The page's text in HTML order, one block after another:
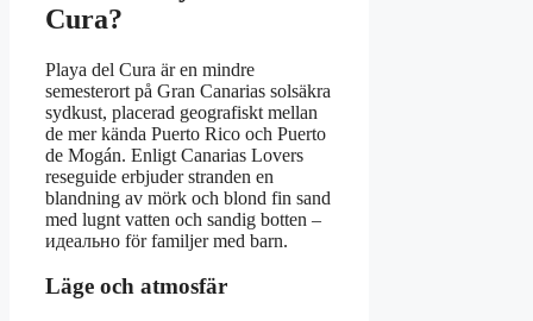
Cura?
Playa del Cura är en mindre
semesterort på Gran Canarias solsäkra
sydkust, placerad geografiskt mellan
de mer kända Puerto Rico och Puerto
de Mogán. Enligt Canarias Lovers
reseguide erbjuder stranden en
blandning av mörk och blond fin sand
med lugnt vatten och sandig botten –
идеально för familjer med barn.
Läge och atmosfär